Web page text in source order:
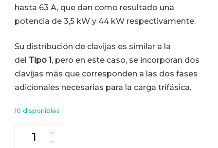
hasta 63 A, que dan como resultado una
potencia de 3,5 kW y 44 kW respectivamente.
Su distribución de clavijas es similar a la
del Tipo 1, pero en este caso, se incorporan dos
clavijas más que corresponden a las dos fases
adicionales necesarias para la carga trifásica.
10 disponibles